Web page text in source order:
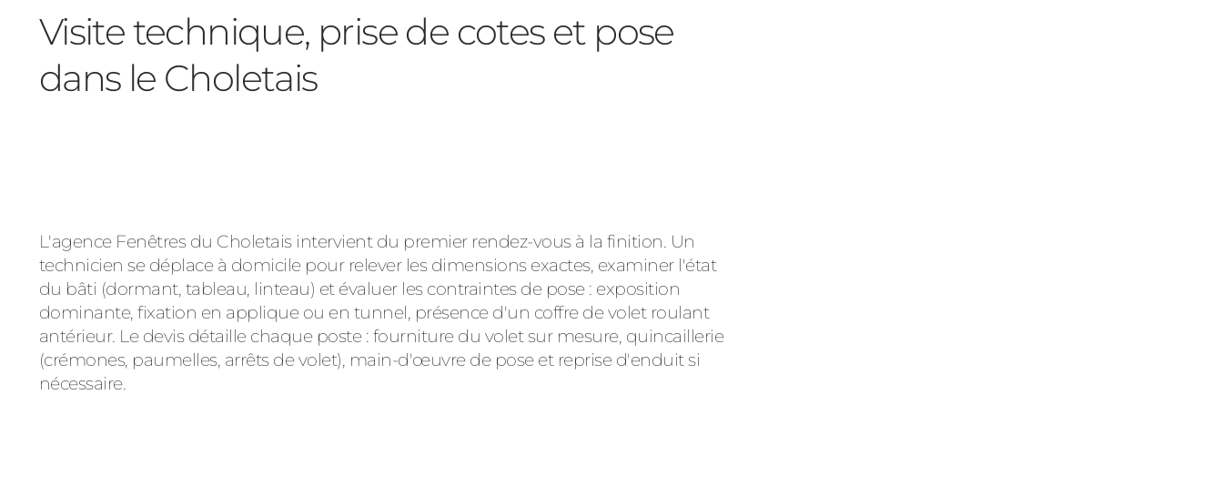
Visite technique, prise de cotes et pose
dans le Choletais
L'agence Fenêtres du Choletais intervient du premier rendez-vous à la finition. Un
technicien se déplace à domicile pour relever les dimensions exactes, examiner l'état
du bâti (dormant, tableau, linteau) et évaluer les contraintes de pose : exposition
dominante, fixation en applique ou en tunnel, présence d'un coffre de volet roulant
antérieur. Le devis détaille chaque poste : fourniture du volet sur mesure, quincaillerie
(crémones, paumelles, arrêts de volet), main-d'œuvre de pose et reprise d'enduit si
nécessaire.